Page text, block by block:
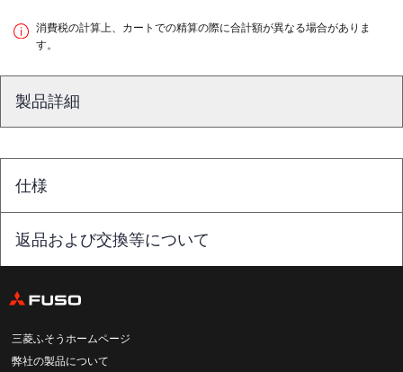
消費税の計算上、カートでの精算の際に合計額が異なる場合がありま
す。
製品詳細
仕様
返品および交換等について
三菱ふそうホームページ
弊社の製品について